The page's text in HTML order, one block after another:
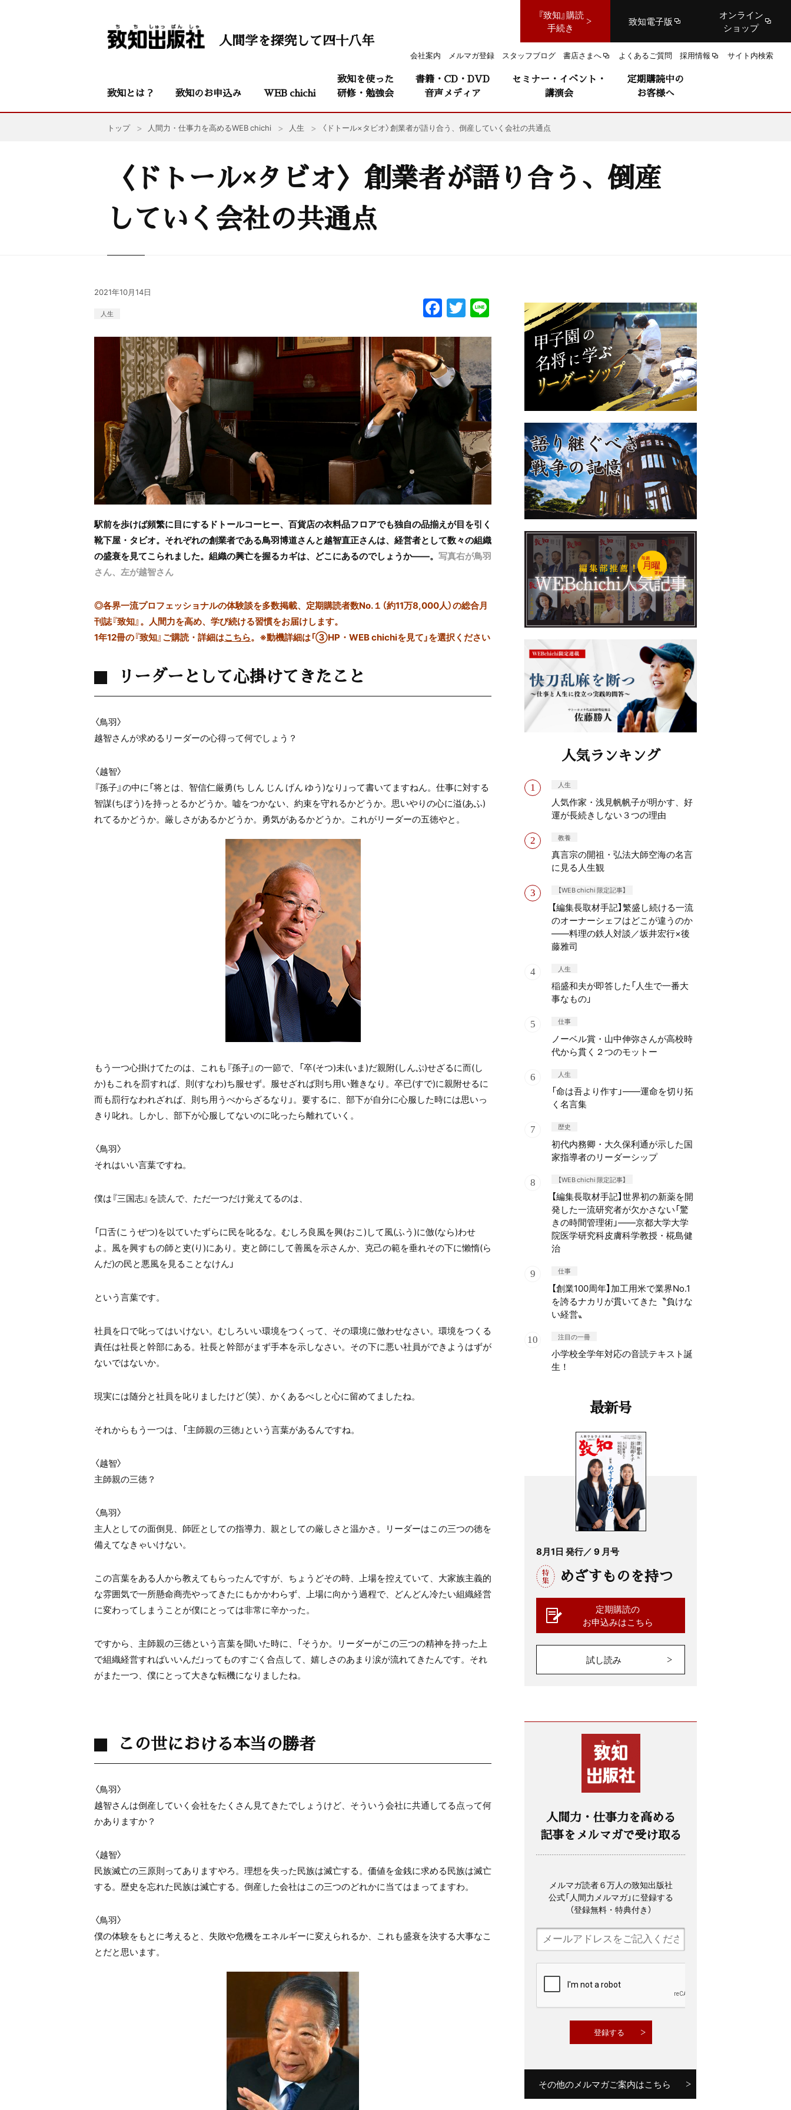
『致知』購読
手続き
致知電子版
オンライン
ショップ
会社案内 メルマガ登録 スタッフブログ 書店さまへ よくあるご質問 採用情報 サイト内検索
人間学を探究して四十八年
致知とは？ 致知のお申込み WEB chichi
致知を使った
研修・勉強会
書籍・CD・DVD
音声メディア
セミナー・イベント・
講演会
定期購読中の
お客様へ
トップ 人間力・仕事力を高めるWEB chichi 人生 〈ドトール×タビオ〉創業者が語り合う、倒産していく会社の共通点
〈ドトール×タビオ〉創業者が語り合う、倒産
していく会社の共通点
2021年10月14日
人生 F
a
c
e
b
k
T
w
itt
er
e
駅前を歩けば頻繁に目にするドトールコーヒー、百貨店の衣料品フロアでも独自の品揃えが目を引く
靴下屋・タビオ。それぞれの創業者である鳥羽博道さんと越智直正さんは、経営者として数々の組織
の盛衰を見てこられました。組織の興亡を握るカギは、どこにあるのでしょうか――。 写真右が鳥羽
さん、左が越智さん
◎各界一流プロフェッショナルの体験談を多数掲載、定期購読者数No.１（約11万8,000人）の総合月
刊誌『致知』。人間力を高め、学び続ける習慣をお届けします。
1年12冊の『致知』ご購読・詳細はこちら。 ※動機詳細は「③HP・WEB chichiを見て」を選択ください
リーダーとして心掛けてきたこと
〈鳥羽〉
越智さんが求めるリーダーの心得って何でしょう？
〈越智〉
『孫子』の中に「将とは、智信仁厳勇(ち しん じん げん ゆう)なり」って書いてますねん。仕事に対する
智謀(ちぼう)を持っとるかどうか。嘘をつかない、約束を守れるかどうか。思いやりの心に溢(あふ)
れてるかどうか。厳しさがあるかどうか。勇気があるかどうか。これがリーダーの五徳やと。
もう一つ心掛けてたのは、これも『孫子』の一節で、「卒(そつ)未(いま)だ親附(しんぷ)せざるに而(し
か)もこれを罰すれば、則(すなわ)ち服せず。服せざれば則ち用い難きなり。卒已(すで)に親附せるに
而も罰行なわれざれば、則ち用うべからざるなり」。要するに、部下が自分に心服した時には思いっ
きり叱れ。しかし、部下が心服してないのに叱ったら離れていく。
〈鳥羽〉
それはいい言葉ですね。
僕は『三国志』を読んで、ただ一つだけ覚えてるのは、
「口舌(こうぜつ)を以ていたずらに民を叱るな。むしろ良風を興(おこ)して風(ふう)に倣(なら)わせ
よ。風を興すもの師と吏(り)にあり。吏と師にして善風を示さんか、克己の範を垂れその下に懶惰(ら
んだ)の民と悪風を見ることなけん」
という言葉です。
社員を口で叱ってはいけない。むしろいい環境をつくって、その環境に倣わせなさい。環境をつくる
責任は社長と幹部にある。社長と幹部がまず手本を示しなさい。その下に悪い社員ができようはずが
ないではないか。
現実には随分と社員を叱りましたけど（笑）、かくあるべしと心に留めてましたね。
それからもう一つは、「主師親の三徳」という言葉があるんですね。
〈越智〉
主師親の三徳？
〈鳥羽〉
主人としての面倒見、師匠としての指導力、親としての厳しさと温かさ。リーダーはこの三つの徳を
備えてなきゃいけない。
この言葉をある人から教えてもらったんですが、ちょうどその時、上場を控えていて、大家族主義的
な雰囲気で一所懸命商売やってきたにもかかわらず、上場に向かう過程で、どんどん冷たい組織経営
に変わってしまうことが僕にとっては非常に辛かった。
ですから、主師親の三徳という言葉を聞いた時に、「そうか。リーダーがこの三つの精神を持った上
で組織経営すればいいんだ」ってものすごく合点して、嬉しさのあまり涙が流れてきたんです。それ
がまた一つ、僕にとって大きな転機になりましたね。
この世における本当の勝者
〈鳥羽〉
越智さんは倒産していく会社をたくさん見てきたでしょうけど、そういう会社に共通してる点って何
かありますか？
〈越智〉
民族滅亡の三原則ってありますやろ。理想を失った民族は滅亡する。価値を金銭に求める民族は滅亡
する。歴史を忘れた民族は滅亡する。倒産した会社はこの三つのどれかに当てはまってますわ。
〈鳥羽〉
僕の体験をもとに考えると、失敗や危機をエネルギーに変えられるか、これも盛衰を決する大事なこ
とだと思います。
人気ランキング
人生
人気作家・浅見帆帆子が明かす、好
運が長続きしない３つの理由
教養
真言宗の開祖・弘法大師空海の名言
に見る人生観
【WEB chichi 限定記事】
【編集長取材手記】繁盛し続ける一流
のオーナーシェフはどこが違うのか
——料理の鉄人対談／坂井宏行×後
藤雅司
人生
稲盛和夫が即答した「人生で一番大
事なもの」
仕事
ノーベル賞・山中伸弥さんが高校時
代から貫く２つのモットー
人生
「命は吾より作す」——運命を切り拓
く名言集
歴史
初代内務卿・大久保利通が示した国
家指導者のリーダーシップ
【WEB chichi 限定記事】
【編集長取材手記】世界初の新薬を開
発した一流研究者が欠かさない「驚
きの時間管理術」——京都大学大学
院医学研究科皮膚科学教授・椛島健
治
仕事
【創業100周年】加工用米で業界No.1
を誇るナカリが貫いてきた〝負けな
い経営〟
注目の一冊
小学校全学年対応の音読テキスト誕
生！
最新号
8月1日 発行／ 9 月号
めざすものを持つ
定期購読の
お申込みはこちら
試し読み
人間力・仕事力を高める
記事をメルマガで受け取る
メルマガ読者６万人の致知出版社
公式「人間力メルマガ」に登録する
（登録無料・特典付き）
その他のメルマガご案内はこちら